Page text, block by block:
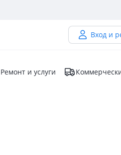
Вход и
Ремонт и услуги